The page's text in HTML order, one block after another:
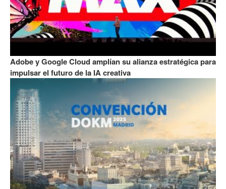
Adobe y Google Cloud amplían su alianza estratégica para
impulsar el futuro de la IA creativa